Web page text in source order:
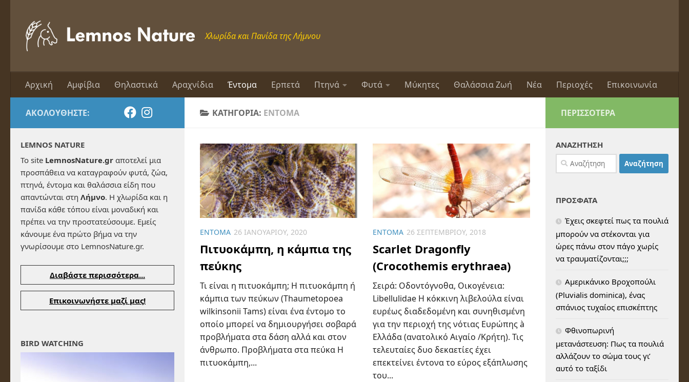
Χλωρίδα και Πανίδα της Λήμνου
Αρχική Αμφίβια Θηλαστικά Αραχνίδια Έντομα Ερπετά Πτηνά Φυτά Μύκητες Θαλάσσια Ζωή Νέα Περιοχές Επικοινωνία
ΚΑΤΗΓΟΡΊΑ: ΈΝΤΟΜΑ
ΈΝΤΟΜΑ 26 ΙΑΝΟΥΑΡΊΟΥ, 2020
Πιτυοκάμπη, η κάμπια της
πεύκης
Τι είναι η πιτυοκάμπη; Η πιτυοκάμπη ή
κάμπια των πεύκων (Thaumetopoea
wilkinsonii Tams) είναι ένα έντομο το
οποίο μπορεί να δημιουργήσει σοβαρά
προβλήματα στα δάση αλλά και στον
άνθρωπο. Προβλήματα στα πεύκα Η
πιτυοκάμπη,...
ΈΝΤΟΜΑ 26 ΣΕΠΤΕΜΒΡΊΟΥ, 2018
Scarlet Dragonfly
(Crocothemis erythraea)
Σειρά: Οδοντόγνοθα, Οικογένεια:
Libellulidae Η κόκκινη λιβελούλα είναι
ευρέως διαδεδομένη και συνηθισμένη
για την περιοχή της νότιας Ευρώπης à
Ελλάδα (ανατολικό Αιγαίο /Κρήτη). Τις
τελευταίες δυο δεκαετίες έχει
επεκτείνει έντονα το εύρος εξάπλωσης
του...
ΑΚΟΛΟΥΘΉΣΤΕ:
LEMNOS NATURE
Το site LemnosNature.gr αποτελεί μια
προσπάθεια να καταγραφούν φυτά, ζώα,
πτηνά, έντομα και θαλάσσια είδη που
απαντώνται στη Λήμνο. Η χλωρίδα και η
πανίδα κάθε τόπου είναι μοναδική και
πρέπει να την προστατεύσουμε. Εμείς
κάνουμε ένα πρώτο βήμα να την
γνωρίσουμε στο LemnosNature.gr.
Διαβάστε περισσότερα...
Επικοινωνήστε μαζί μας!
BIRD WATCHING
ΠΕΡΙΣΣΌΤΕΡΑ
ΑΝΑΖΗΤΗΣΗ
Αναζήτηση
για:
ΠΡΟΣΦΑΤΑ
Έχεις σκεφτεί πως τα πουλιά
μπορούν να στέκονται για
ώρες πάνω στον πάγο χωρίς
να τραυματίζονται;;;
Αμερικάνικο Βροχοπούλι
(Pluvialis dominica), ένας
σπάνιος τυχαίος επισκέπτης
Φθινοπωρινή
μετανάστευση: Πως τα πουλιά
αλλάζουν το σώμα τους γι’
αυτό το ταξίδι